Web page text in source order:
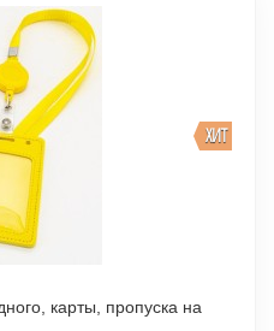
ХИТ
карты, пропуска на